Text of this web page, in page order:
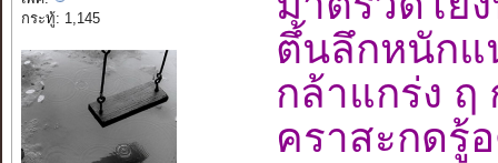
กระทู้: 1,145
ตึ้นลึกหนัก
กล้าแกร่ง
คราสะกด